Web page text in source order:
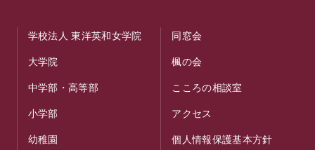
学校法人 東洋英和女学院
大学院
中学部・高等部
小学部
幼稚園
同窓会
楓の会
こころの相談室
アクセス
個人情報保護基本方針